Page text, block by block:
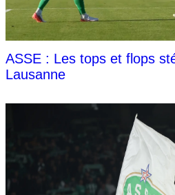
ASSE : Les tops et flops
Lausanne